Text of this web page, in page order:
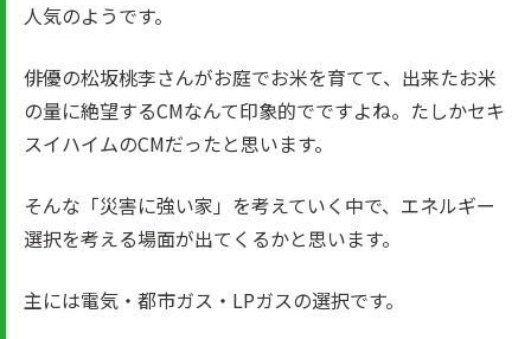
人気のようです。
俳優の松坂桃李さんがお庭でお米を育てて、出来たお米
の量に絶望するCMなんて印象的でですよね。たしかセキ
スイハイムのCMだったと思います。
そんな「災害に強い家」を考えていく中で、エネルギー
選択を考える場面が出てくるかと思います。
主には電気・都市ガス・LPガスの選択です。